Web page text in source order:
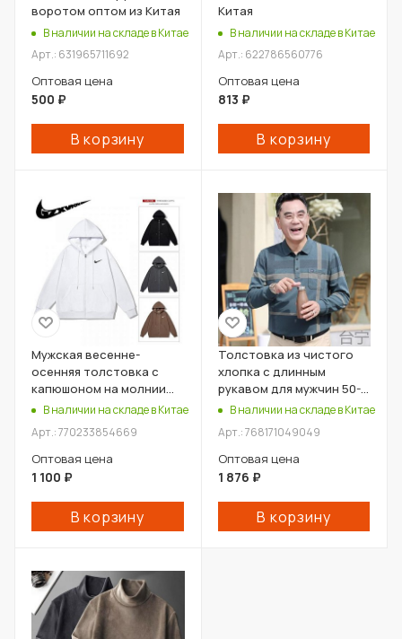
воротом оптом из Китая
В наличии на складе в Китае
Арт.: 631965711692
Оптовая цена
500 ₽
В корзину
Китая
В наличии на складе в Китае
Арт.: 622786560776
Оптовая цена
813 ₽
В корзину
Мужская весенне-
осенняя толстовка с
капюшоном на молнии
оптом из Китая
В наличии на складе в Китае
Арт.: 770233854669
Оптовая цена
1 100 ₽
В корзину
Толстовка из чистого
хлопка с длинным
рукавом для мужчин 50-60
лет оптом из Китая
В наличии на складе в Китае
Арт.: 768171049049
Оптовая цена
1 876 ₽
В корзину